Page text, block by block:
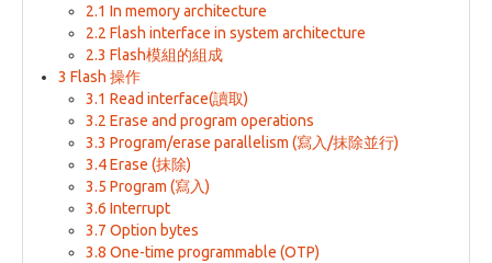
登入 / 註冊帳號2.1 In memory architecture
2.2 Flash interface in system architecture
2.3 Flash模組的組成
3 Flash 操作
3.1 Read interface(讀取)
3.2 Erase and program operations
3.3 Program/erase parallelism (寫入/抹除並行)
3.4 Erase (抹除)
3.5 Program (寫入)
3.6 Interrupt
3.7 Option bytes
3.8 One-time programmable (OTP)